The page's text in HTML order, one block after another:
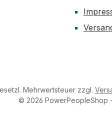
Mehrwertsteuer zzgl.
© 2026 PowerPeopleShop